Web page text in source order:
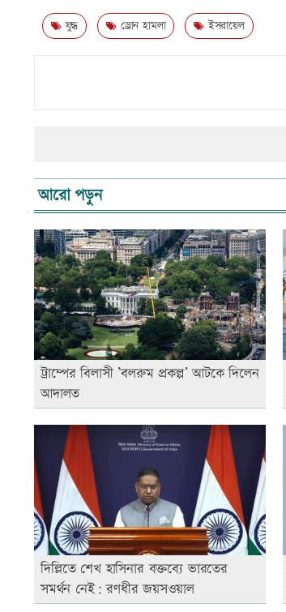
যুদ্ধ ড্রোন হামলা ইসরায়েল
আরো পড়ুন
ট্রাম্পের বিলাসী ’বলরুম প্রকল্প’ আটকে দিলেন
আদালত
দিল্লিতে শেখ হাসিনার বক্তব্যে ভারতের
সমর্থন নেই: রণধীর জয়সওয়াল